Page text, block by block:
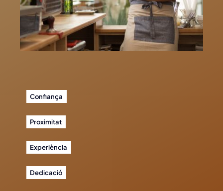
Confiança
Proximitat
Experiència
Dedicació